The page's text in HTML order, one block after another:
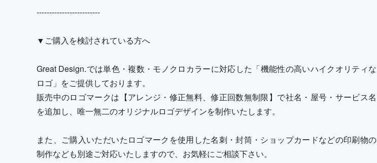
-------------------------
▼ご購入を検討されている方へ
Great Design.では単色・複数・モノクロカラーに対応した「機能性の高いハイクオリティな
ロゴ」をご提供しております。
販売中のロゴマークは【アレンジ・修正無料、修正回数無制限】で社名・屋号・サービス名
を追加し、唯一無二のオリジナルロゴデザインを制作いたします。
また、ご購入いただいたロゴマークを使用した名刺・封筒・ショップカードなどの印刷物の
制作なども別途ご対応いたしますので、お気軽にご相談下さい。